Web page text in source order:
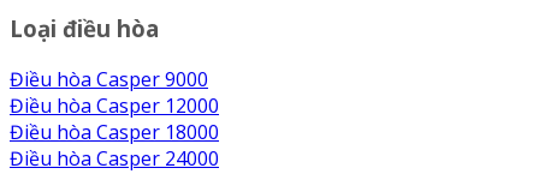
Loại điều hòa
Điều hòa Casper 9000
Điều hòa Casper 12000
Điều hòa Casper 18000
Điều hòa Casper 24000